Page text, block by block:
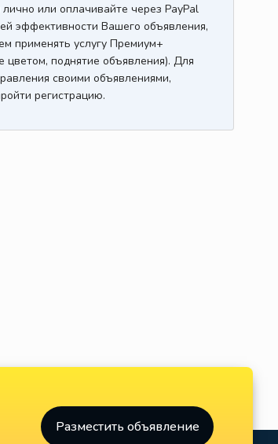
или оплачивайте через PayPal
эффективности Вашего объявления,
применять услугу Премиум+
цветом, поднятие объявления). Для
своими объявлениями,
регистрацию.
Разместить объявление